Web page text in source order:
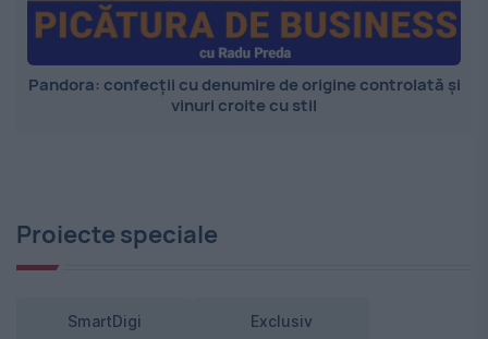
Pandora: confecții cu denumire de origine controlată și
vinuri croite cu stil
Proiecte speciale
SmartDigi Exclusiv